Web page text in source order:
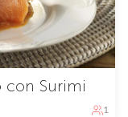
con Surimi
1